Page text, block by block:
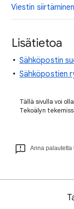
Viestin
Lisätietoa
Sähköpostin
Sähköpostien
Tällä sivulla voi
Tekoälyn
Anna palautetta